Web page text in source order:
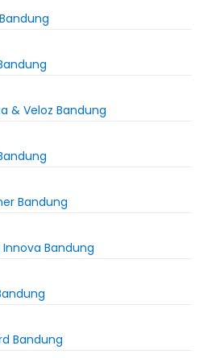
& Veloz Bandung
Bandung
Bandung
Bandung